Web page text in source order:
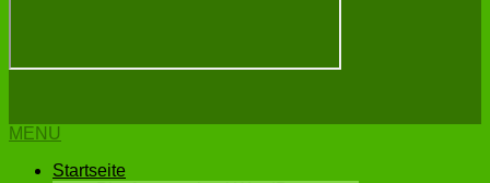
MENU
Startseite